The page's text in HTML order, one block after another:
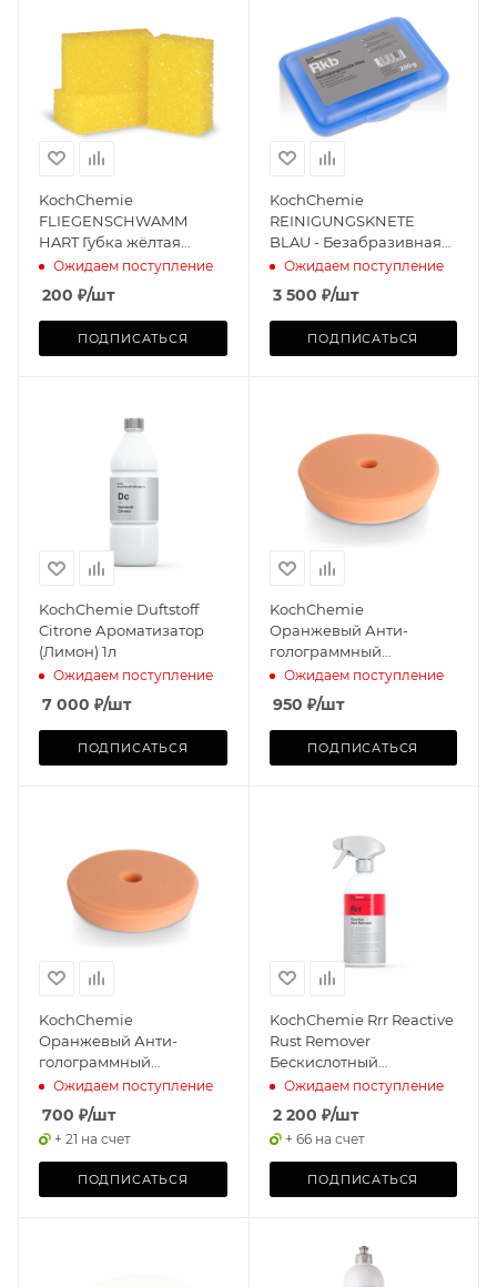
KochChemie
FLIEGENSCHWAMM
HART Губка жёлтая
повышенной плотности
для битума
Ожидаем поступление
200 ₽/шт
ПОДПИСАТЬСЯ
KochChemie
REINIGUNGSKNETE
BLAU - Безабразивная
чистящая глина мягкого
воздействия, синяя (200
гр)
Ожидаем поступление
3 500 ₽/шт
ПОДПИСАТЬСЯ
KochChemie Duftstoff
Citrone Ароматизатор
(Лимон) 1л
Ожидаем поступление
7 000 ₽/шт
ПОДПИСАТЬСЯ
KochChemie
Оранжевый Анти-
голограммный
полировальный круг Ø
160 x 30 мм V
Ожидаем поступление
950 ₽/шт
ПОДПИСАТЬСЯ
KochChemie
Оранжевый Анти-
голограммный
полировальный круг Ø
135 x 30 мм V
Ожидаем поступление
700 ₽/шт
+ 21 на счет
ПОДПИСАТЬСЯ
KochChemie Rrr Reactive
Rust Remover
Бескислотный
очиститель ржавого
налёта (500мл)
Ожидаем поступление
2 200 ₽/шт
+ 66 на счет
ПОДПИСАТЬСЯ